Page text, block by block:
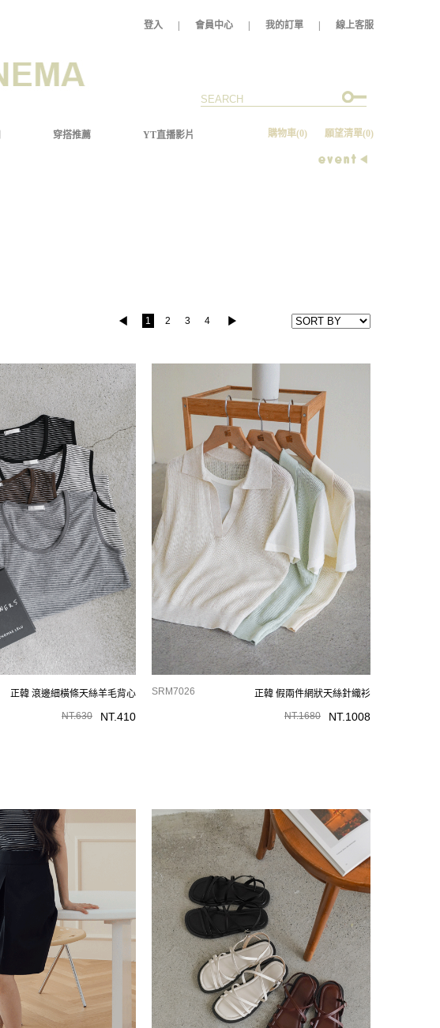
穿搭推薦 YT直播影片
登入 會員中心 我的訂單 線上客服
購物車(0) 願望清單(0)
1 2 3 4
正韓 滾邊細橫條天絲羊毛背心
NT.410
NT.630
正韓 假兩件網狀天絲針織衫
SRM7026
NT.1008
NT.1680